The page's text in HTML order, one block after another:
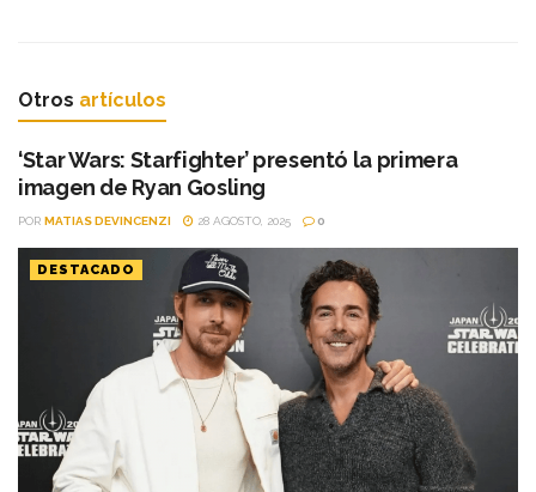
Otros artículos
‘Star Wars: Starfighter’ presentó la primera
imagen de Ryan Gosling
POR MATIAS DEVINCENZI 28 AGOSTO, 2025 0
DESTACADO